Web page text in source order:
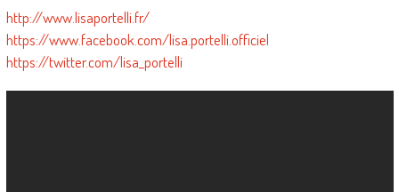
http://www.lisaportelli.fr/
https://www.facebook.com/lisa.portelli.officiel
https://twitter.com/lisa_portelli